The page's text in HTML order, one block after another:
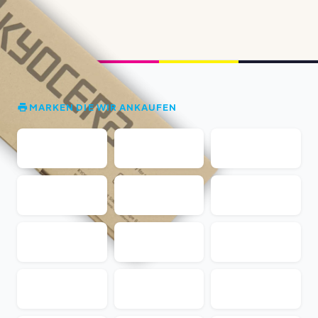
MARKEN DIE WIR ANKAUFEN